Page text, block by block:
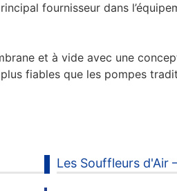
fournisseur dans
et à vide avec une
fiables que les pompes
Les Souffleurs d'Air